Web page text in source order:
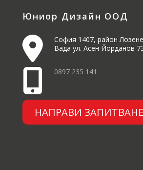
Юниор Дизайн ООД
София 1407, район
Вада ул. Асен Йорданов
0897 235 141
НАПРАВИ